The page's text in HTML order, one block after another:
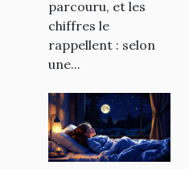
consultation ?
parcouru, et les
chiffres le
rappellent : selon
une...